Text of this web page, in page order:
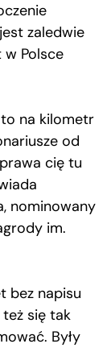
zaledwie
Polsce
to na kilometr
od
cię tu
nominowany
im.
bez napisu
też się tak
Były